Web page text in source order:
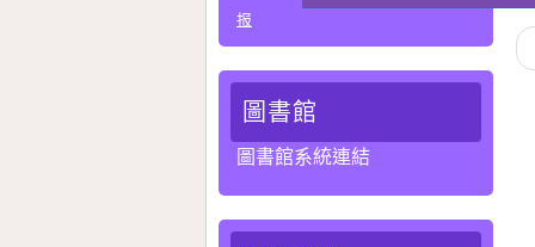
报
圖書館
圖書館系統連結